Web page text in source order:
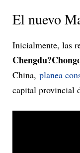
El nuevo
Inicialmente, las
China, planea
capital provincial